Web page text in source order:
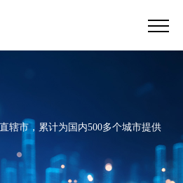
辖市，累计为国内500多个城市提供